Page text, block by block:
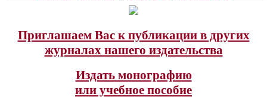
Приглашаем Вас к публикации в других
журналах нашего издательства
Издать монографию
или учебное пособие